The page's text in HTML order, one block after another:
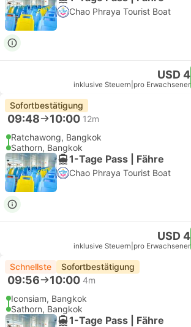
Chao Phraya Tourist Boat
USD 4
inklusive Steuern pro Erwachsener
Sofortbestätigung
09:48 10:00 12m
Ratchawong, Bangkok
Sathorn, Bangkok
1-Tage Pass | Fähre
Chao Phraya Tourist Boat
USD 4
inklusive Steuern pro Erwachsener
Schnellste Sofortbestätigung
09:56 10:00 4m
Iconsiam, Bangkok
Sathorn, Bangkok
1-Tage Pass | Fähre